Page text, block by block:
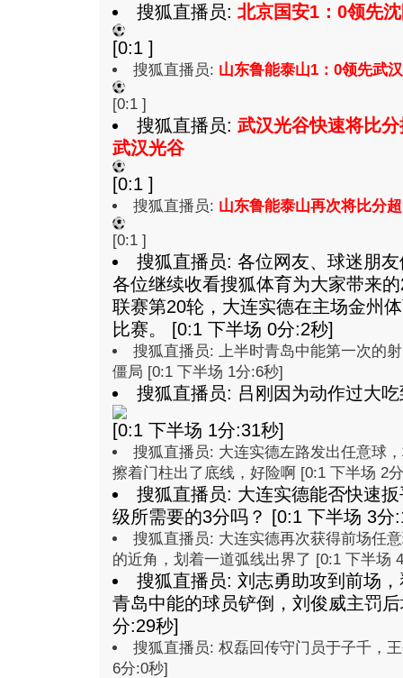
搜狐直播员: 北京国安1：0领先
[0:1 ]
搜狐直播员: 山东鲁能泰山1：0领先武
[0:1 ]
搜狐直播员: 武汉光谷快速将比
武汉光谷
[0:1 ]
搜狐直播员: 山东鲁能泰山再次将比分
[0:1 ]
搜狐直播员: 各位网友、球迷朋
各位继续收看搜狐体育为大家带来
联赛第20轮，大连实德在主场金州
比赛。 [0:1 下半场 0分:2秒]
搜狐直播员: 上半时青岛中能第一次的
僵局 [0:1 下半场 1分:6秒]
搜狐直播员: 吕刚因为动作过大
[0:1 下半场 1分:31秒]
搜狐直播员: 大连实德左路发出任意球
擦着门柱出了底线，好险啊 [0:1 下半场 2
搜狐直播员: 大连实德能否快速
级所需要的3分吗？
[0:1 下半场 3分
搜狐直播员: 大连实德再次获得前场任
的近角，划着一道弧线出界了 [0:1 下半场
搜狐直播员: 刘志勇助攻到前场
青岛中能的球员铲倒，刘俊威主罚
分:29秒]
搜狐直播员: 权磊回传守门员于子千，
6分:0秒]